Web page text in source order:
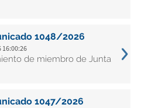
1048/2026
16:00:26
de miembro de Junta
1047/2026